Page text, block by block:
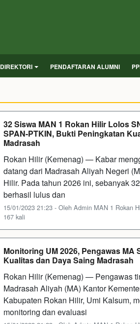
DIREKTORI PENDAFTARAN ALUMNI
32 Siswa MAN 1 Rokan Hilir Lolos
SPAN-PTKIN, Bukti Peningkatan
Madrasah
Rokan Hilir (Kemenag) — Kabar
datang dari Madrasah Aliyah Negeri
Hilir. Pada tahun 2026 ini, sebanyak
berhasil lulus dan
15/01/2023 21:23 - Oleh Admin MAN 1 Rokan
167 kali
Monitoring UM 2026, Pengawas MA
Kualitas dan Daya Saing Madrasah
Rokan Hilir (Kemenag) — Pengawas
Madrasah Aliyah (MA) Kantor
Kabupaten Rokan Hilir, Umi Kalsum,
monitoring dan evaluasi